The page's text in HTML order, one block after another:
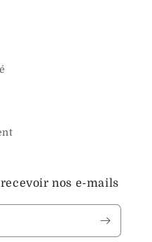
nos e-mails